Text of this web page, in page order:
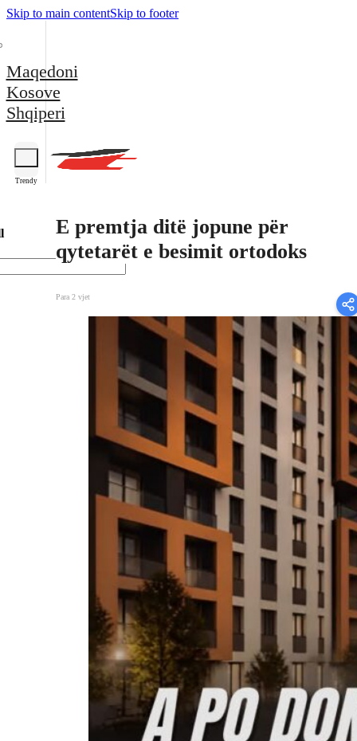
Skip to main contentSkip to footer
Maqedoni
Kosove
Shqiperi
Trendy
E premtja ditë jopune për
qytetarët e besimit ortodoks
Para 2 vjet